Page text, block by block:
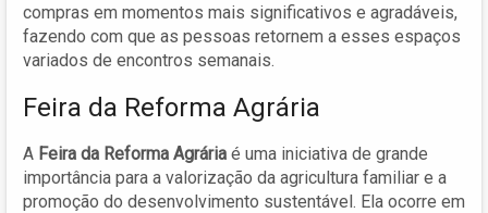
compras em momentos mais significativos e agradáveis,
fazendo com que as pessoas retornem a esses espaços
variados de encontros semanais.
Feira da Reforma Agrária
A Feira da Reforma Agrária é uma iniciativa de grande
importância para a valorização da agricultura familiar e a
promoção do desenvolvimento sustentável. Ela ocorre em